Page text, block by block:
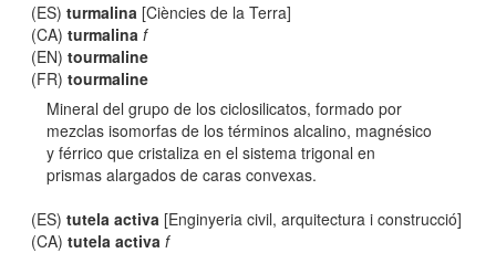
(ES)turmalina [Ciències de la Terra]
(CA)turmalina f
(EN)tourmaline
(FR)tourmaline
Mineral del grupo de los ciclosilicatos, formado por
mezclas isomorfas de los términos alcalino, magnésico
y férrico que cristaliza en el sistema trigonal en
prismas alargados de caras convexas.
(ES)tutela activa [Enginyeria civil, arquitectura i construcció]
(CA)tutela activa f